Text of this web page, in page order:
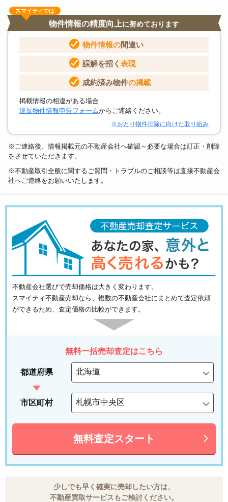
スマイティでは
物件情報の精度向上に努めております
物件情報の間違い
誤解を招く 表現
成約済み物件の掲載
掲載情報の相違がある場合
違反物件情報申告フォームからご連絡ください。
※おとり物件排除に向けた取り組み
※ご連絡後、情報掲載元の不動産会社へ確認～必要な場合は訂正・削除
をさせていただきます。
※不動産取引全般に関するご質問・トラブルのご相談等は直接不動産会
社へご連絡をお願いいたします。
不動産会社選びで売却価格は大きく変わります。
スマイティ不動産売却なら、複数の不動産会社にまとめて査定依頼
ができるため、査定価格の比較ができます。
無料一括売却査定はこちら
都道府県
市区町村
無料査定スタート
少しでも早く確実に売却したい方は、
不動産買取サービスもご検討ください。